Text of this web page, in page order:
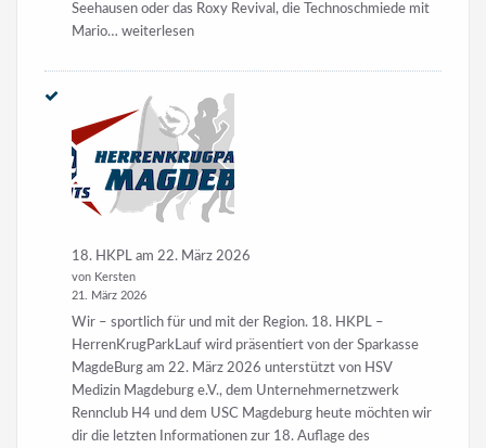
Seehausen oder das Roxy Revival, die Technoschmiede mit
Mario… KFE
weiterlesen
18. HKPL am 22. März 2026
von Kersten
21. März 2026
Wir – sportlich für und mit der Region. 18. HKPL –
HerrenKrugParkLauf wird präsentiert von der Sparkasse
MagdeBurg am 22. März 2026 unterstützt von HSV
Medizin Magdeburg e.V., dem Unternehmernetzwerk
Rennclub H4 und dem USC Magdeburg heute möchten wir
dir die letzten Informationen zur 18. Auflage des